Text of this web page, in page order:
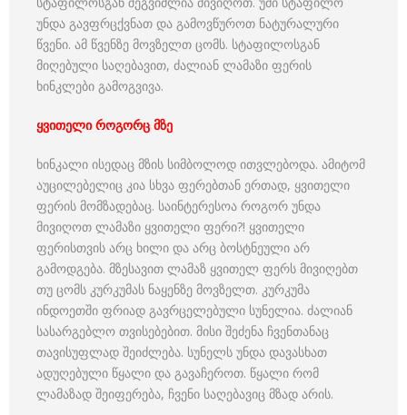
უნდა გავფრცქვნათ და გამოვწუროთ ნატურალური
წვენი. ამ წვენზე მოვზელთ ცომს. სტაფილოსგან
მიღებული საღებავით, ძალიან ლამაზი ფერის
ხინკლები გამოგვივა.
ყვითელი როგორც მზე
ხინკალი ისედაც მზის სიმბოლოდ ითვლებოდა. ამიტომ
აუცილებელიც კია სხვა ფერებთან ერთად, ყვითელი
ფერის მომზადებაც. საინტერესოა როგორ უნდა
მივიღოთ ლამაზი ყვითელი ფერი?! ყვითელი
ფერისთვის არც ხილი და არც ბოსტნეული არ
გამოდგება. მზესავით ლამაზ ყვითელ ფერს მივიღებთ
თუ ცომს კურკუმას ნაყენზე მოვზელთ. კურკუმა
ინდოეთში ფრიად გავრცელებული სუნელია. ძალიან
სასარგებლო თვისებებით. მისი შეძენა ჩვენთანაც
თავისუფლად შეიძლება. სუნელს უნდა დავასხათ
ადუღებული წყალი და გავაჩეროთ. წყალი რომ
ლამაზად შეიფერება, ჩვენი საღებავიც მზად არის.